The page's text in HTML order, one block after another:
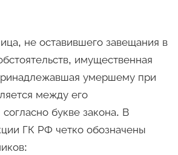
не оставившего завещания в
имущественная
умершему при
между его
букве закона. В
ГК РФ четко обозначены